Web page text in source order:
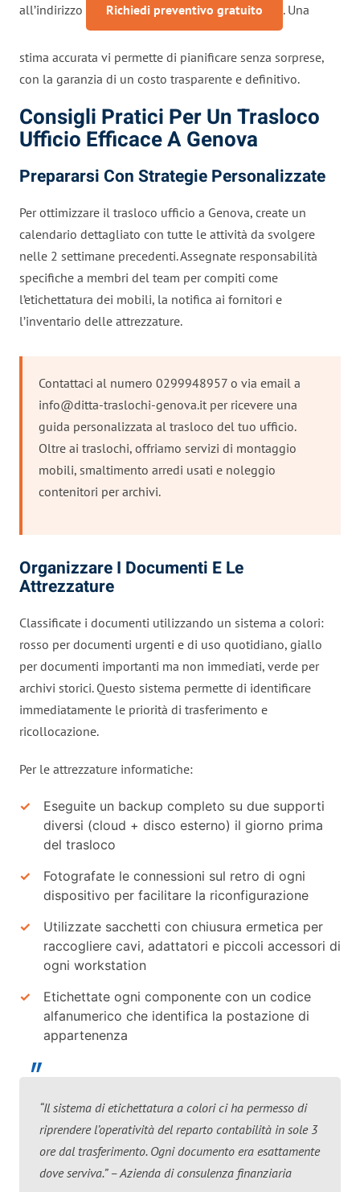
all’indirizzo Richiedi preventivo gratuito . Una
stima accurata vi permette di pianificare senza sorprese,
con la garanzia di un costo trasparente e definitivo.
Consigli Pratici Per Un Trasloco
Ufficio Efficace A Genova
Prepararsi Con Strategie Personalizzate
Per ottimizzare il trasloco ufficio a Genova, create un
calendario dettagliato con tutte le attività da svolgere
nelle 2 settimane precedenti. Assegnate responsabilità
specifiche a membri del team per compiti come
l’etichettatura dei mobili, la notifica ai fornitori e
l’inventario delle attrezzature.
Contattaci al numero 0299948957 o via email a
info@ditta-traslochi-genova.it per ricevere una
guida personalizzata al trasloco del tuo ufficio.
Oltre ai traslochi, offriamo servizi di montaggio
mobili, smaltimento arredi usati e noleggio
contenitori per archivi.
Organizzare I Documenti E Le
Attrezzature
Classificate i documenti utilizzando un sistema a colori:
rosso per documenti urgenti e di uso quotidiano, giallo
per documenti importanti ma non immediati, verde per
archivi storici. Questo sistema permette di identificare
immediatamente le priorità di trasferimento e
ricollocazione.
Per le attrezzature informatiche:
Eseguite un backup completo su due supporti
diversi (cloud + disco esterno) il giorno prima
del trasloco
Fotografate le connessioni sul retro di ogni
dispositivo per facilitare la riconfigurazione
Utilizzate sacchetti con chiusura ermetica per
raccogliere cavi, adattatori e piccoli accessori di
ogni workstation
Etichettate ogni componente con un codice
alfanumerico che identifica la postazione di
appartenenza
“Il sistema di etichettatura a colori ci ha permesso di
riprendere l’operatività del reparto contabilità in sole 3
ore dal trasferimento. Ogni documento era esattamente
dove serviva.” – Azienda di consulenza finanziaria